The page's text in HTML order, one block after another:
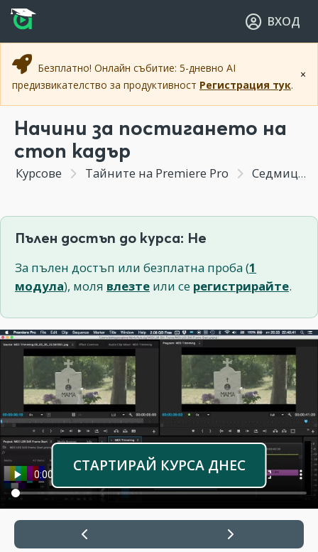
Прескочи към основното съдържание
Прескочи към навигацията
ВХОД
×
Безплатно! Онлайн събитие: 5-дневно AI
предизвикателство за продуктивност Регистрация тук.
Начини за постигането на
стоп кадър
Курсове Тайните на Premiere Pro Седмица 3 - Прецизиране на видео монтажа
Пълен достъп до курса: Не
За пълен достъп или безплатна проба (1
модула), моля влезте или се регистрирайте.
СТАРТИРАЙ КУРСА ДНЕС